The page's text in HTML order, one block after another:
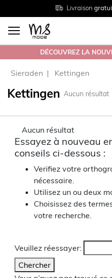
LivraisonTailles
Retour
DÉCOUVREZ LA
Sieraden Kettingen
Kettingen Aucun résultat
Aucun résultat
Essayez à nouveau
conseils ci-dessous :
Verifiez votre
nécessaire.
Utilisez un ou deux
Choisissez des
votre recherche.
Veuillez réessayer:
Chercher